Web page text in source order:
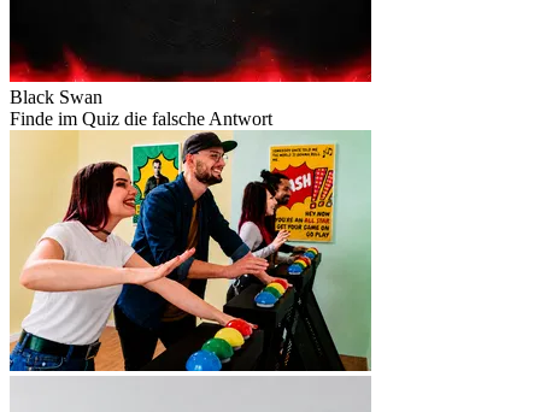
Black Swan
Finde im Quiz die falsche Antwort